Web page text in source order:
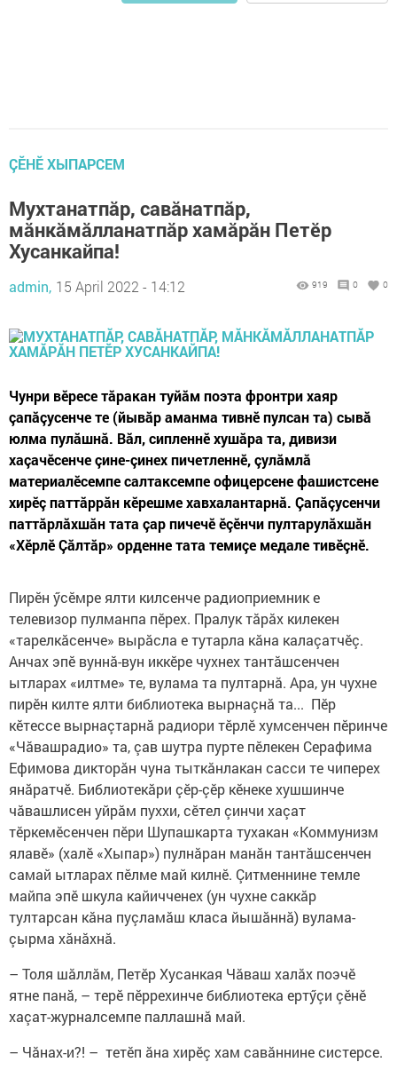
ÇӖНӖ ХЫПАРСЕМ
Мухтанатпăр, савăнатпăр,
мăнкăмăлланатпăр хамăрăн Петӗр
Хусанкайпа!
admin, 15 April 2022 - 14:12 919 0 0
Чунри вӗресе тăракан туйăм поэта фронтри хаяр
çапăçусенче те (йывăр аманма тивнӗ пулсан та) сывă
юлма пулăшнă. Вăл, сипленнӗ хушăра та, дивизи
хаçачӗсенче çине-çинех пичетленнӗ, çулăмлă
материалӗсемпе салтаксемпе офицерсене фашистсене
хирӗç паттăррăн кӗрешме хавхалантарнă. Çапăçусенчи
паттăрлăхшăн тата çар пичечӗ ӗçӗнчи пултарулăхшăн
«Хӗрлӗ Çăлтăр» орденне тата темиçе медале тивӗçнӗ.
Пирӗн ӳсӗмре ялти килсенче радиоприемник е
телевизор пулманпа пӗрех. Пралук тăрăх килекен
«тарелкăсенче» вырăсла е тутарла кăна калаçатчӗç.
Анчах эпӗ вуннă-вун иккӗре чухнех тантăшсенчен
ытларах «илтме» те, вулама та пултарнă. Ара, ун чухне
пирӗн килте ялти библиотека вырнаçнă та... Пӗр
кӗтессе вырнаçтарнă радиори тӗрлӗ хумсенчен пӗринче
«Чăвашрадио» та, çав шутра пурте пӗлекен Серафима
Ефимова дикторăн чуна тыткăнлакан сасси те чиперех
янăратчӗ. Библиотекăри çӗр-çӗр кӗнеке хушшинче
чăвашлисен уйрăм пуххи, сӗтел çинчи хаçат
тӗркемӗсенчен пӗри Шупашкарта тухакан «Коммунизм
ялавӗ» (халӗ «Хыпар») пулнăран манăн тантăшсенчен
самай ытларах пӗлме май килнӗ. Çитменнине темле
майпа эпӗ шкула кайичченех (ун чухне саккăр
тултарсан кăна пуçламăш класа йышăннă) вулама-
çырма хăнăхнă.
– Толя шăллăм, Петӗр Хусанкая Чăваш халăх поэчӗ
ятне панă, – терӗ пӗррехинче библиотека ертӳçи çӗнӗ
хаçат-журналсемпе паллашнă май.
– Чăнах-и?! – тетӗп ăна хирӗç хам савăннине систерсе.